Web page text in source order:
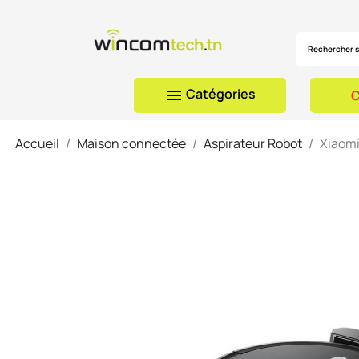
 Catégories
Accueil Maison connectée Aspirateur Robot